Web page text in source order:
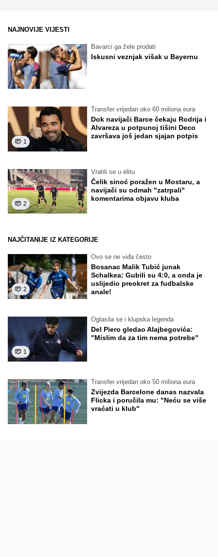
NAJNOVIJE VIJESTI
Bavarci ga žele prodati
Iskusni veznjak višak u Bayernu
1
Transfer vrijedan oko 60 miliona eura
Dok navijači Barce čekaju Rodrija i
Alvareza u potpunoj tišini Deco
završava još jedan sjajan potpis
2
Vratili se u elitu
Čelik sinoć poražen u Mostaru, a
navijači su odmah "zatrpali"
komentarima objavu kluba
NAJČITANIJE IZ KATEGORIJE
2
Ovo se ne viđa često
Bosanac Malik Tubić junak
Schalkea: Gubili su 4:0, a onda je
uslijedio preokret za fudbalske
anale!
1
Oglasila se i klupska legenda
Del Piero gledao Alajbegovića:
"Mislim da za tim nema potrebe"
Transfer vrijedan oko 50 miliona eura
Zvijezda Barcelone danas nazvala
Flicka i poručila mu: "Neću se više
vraćati u klub"